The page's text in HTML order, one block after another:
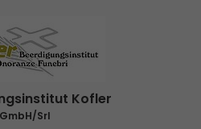
Kofler
GmbH/Srl